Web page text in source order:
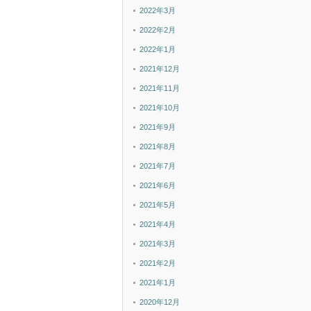
2022年3月
2022年2月
2022年1月
2021年12月
2021年11月
2021年10月
2021年9月
2021年8月
2021年7月
2021年6月
2021年5月
2021年4月
2021年3月
2021年2月
2021年1月
2020年12月